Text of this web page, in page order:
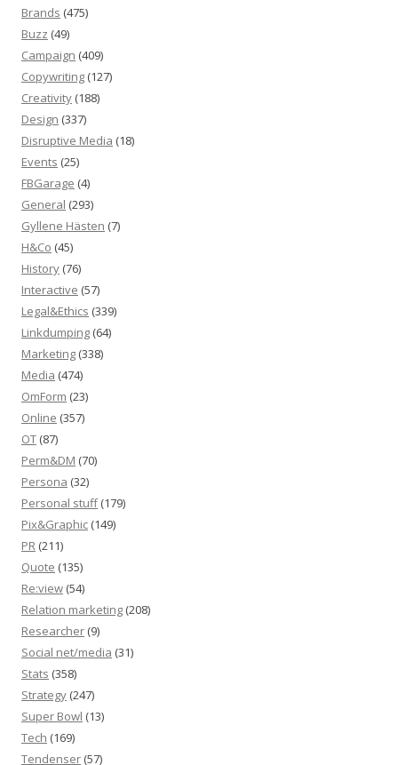
Brands (475)
Buzz (49)
Campaign (409)
Copywriting (127)
Creativity (188)
Design (337)
Disruptive Media (18)
Events (25)
FBGarage (4)
General (293)
Gyllene Hästen (7)
H&Co (45)
History (76)
Interactive (57)
Legal&Ethics (339)
Linkdumping (64)
Marketing (338)
Media (474)
OmForm (23)
Online (357)
OT (87)
Perm&DM (70)
Persona (32)
Personal stuff(179)
Pix&Graphic (149)
PR (211)
Quote (135)
Re:view (54)
Relation marketing (208)
Researcher (9)
Social net/media (31)
Stats (358)
Strategy (247)
Super Bowl (13)
Tech (169)
Tendenser (57)